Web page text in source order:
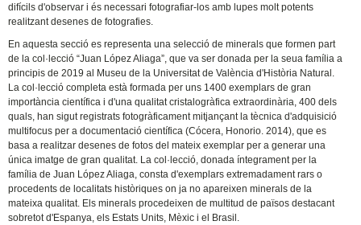
difícils d'observar i és necessari fotografiar-los amb lupes molt potents
realitzant desenes de fotografies.
En aquesta secció es representa una selecció de minerals que formen part
de la col·lecció “Juan López Aliaga”, que va ser donada per la seua família a
principis de 2019 al Museu de la Universitat de València d'Història Natural.
La col·lecció completa està formada per uns 1400 exemplars de gran
importància científica i d'una qualitat cristalogràfica extraordinària, 400 dels
quals, han sigut registrats fotogràficament mitjançant la tècnica d'adquisició
multifocus per a documentació científica (Cócera, Honorio. 2014), que es
basa a realitzar desenes de fotos del mateix exemplar per a generar una
única imatge de gran qualitat. La col·lecció, donada íntegrament per la
família de Juan López Aliaga, consta d'exemplars extremadament rars o
procedents de localitats històriques on ja no apareixen minerals de la
mateixa qualitat. Els minerals procedeixen de multitud de països destacant
sobretot d'Espanya, els Estats Units, Mèxic i el Brasil.